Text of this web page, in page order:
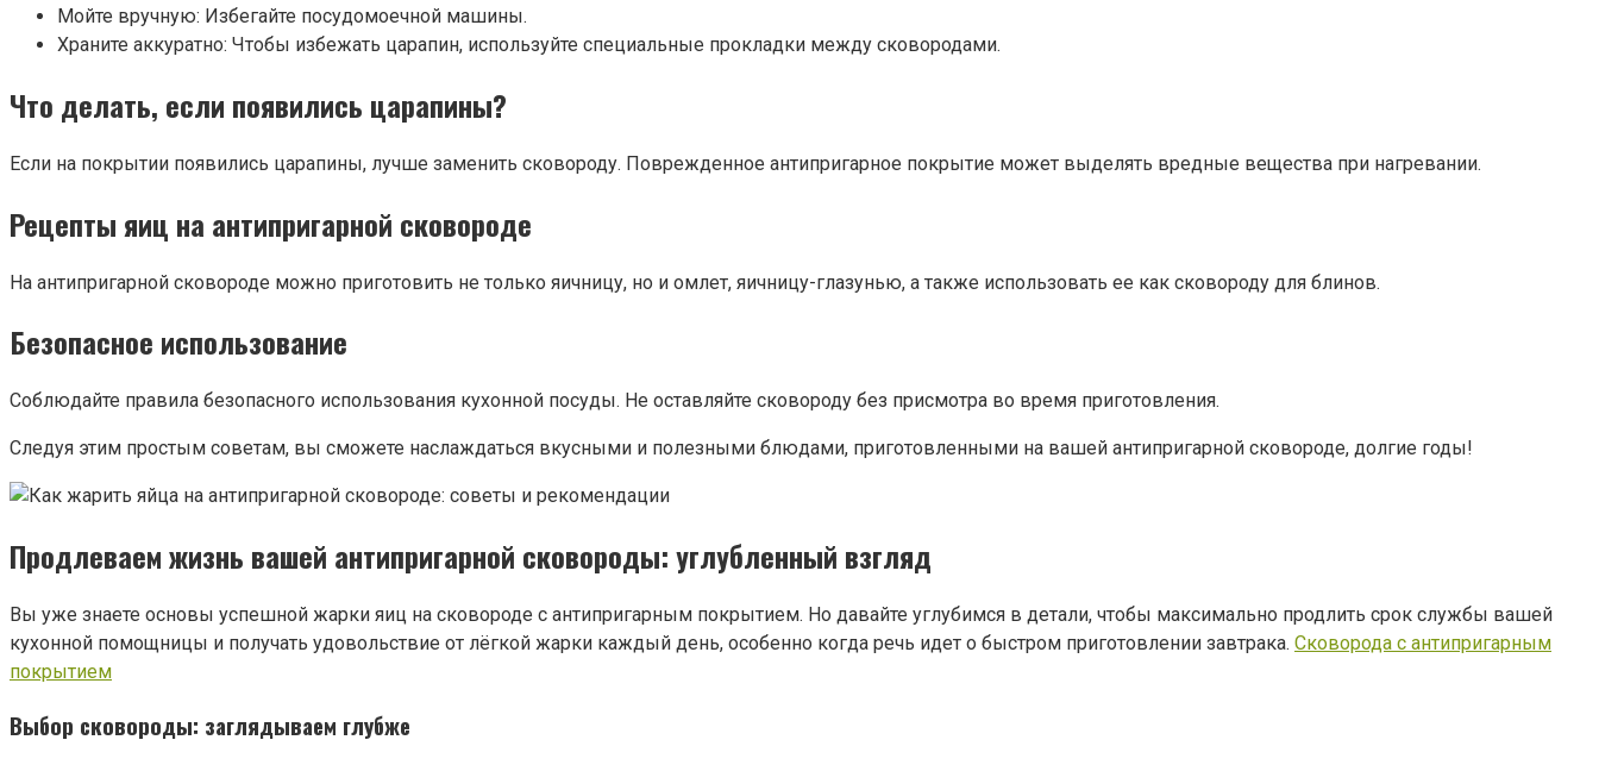
Мойте вручную: Избегайте посудомоечной машины.
Храните аккуратно: Чтобы избежать царапин, используйте специальные прокладки между сковородами.
Что делать, если появились царапины?
Если на покрытии появились царапины, лучше заменить сковороду. Поврежденное антипригарное покрытие может выделять вредные вещества при нагревании.
Рецепты яиц на антипригарной сковороде
На антипригарной сковороде можно приготовить не только яичницу, но и омлет, яичницу-глазунью, а также использовать ее как сковороду для блинов.
Безопасное использование
Соблюдайте правила безопасного использования кухонной посуды. Не оставляйте сковороду без присмотра во время приготовления.
Следуя этим простым советам, вы сможете наслаждаться вкусными и полезными блюдами, приготовленными на вашей антипригарной сковороде, долгие годы!
Продлеваем жизнь вашей антипригарной сковороды: углубленный взгляд
Вы уже знаете основы успешной жарки яиц на сковороде с антипригарным покрытием. Но давайте углубимся в детали, чтобы максимально продлить срок службы вашей
кухонной помощницы и получать удовольствие от лёгкой жарки каждый день, особенно когда речь идет о быстром приготовлении завтрака. Сковорода с антипригарным
покрытием
Выбор сковороды: заглядываем глубже